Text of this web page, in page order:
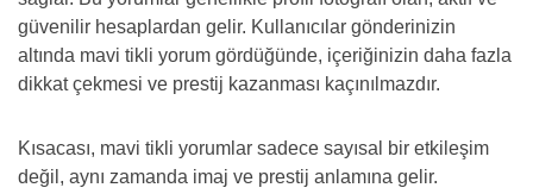
güvenilir hesaplardan gelir. Kullanıcılar gönderinizin
altında mavi tikli yorum gördüğünde, içeriğinizin daha fazla
dikkat çekmesi ve prestij kazanması kaçınılmazdır.
Kısacası, mavi tikli yorumlar sadece sayısal bir etkileşim
değil, aynı zamanda imaj ve prestij anlamına gelir.